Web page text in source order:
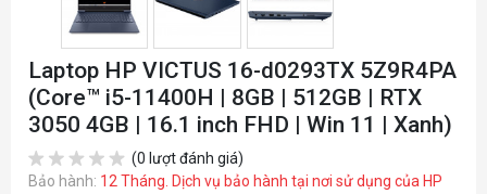
Laptop HP VICTUS 16-d0293TX 5Z9R4PA
(Core™ i5-11400H | 8GB | 512GB | RTX
3050 4GB | 16.1 inch FHD | Win 11 | Xanh)
(0 lượt đánh giá)
Bảo hành: 12 Tháng. Dịch vụ bảo hành tại nơi sử dụng của HP